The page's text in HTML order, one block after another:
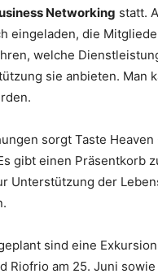
Networking statt.
eingeladen, die
welche
sie anbieten. Man
sorgt Taste Heaven
gibt einen Präsentkorb
Unterstützung der
sind eine
Riofrio am 25. Juni